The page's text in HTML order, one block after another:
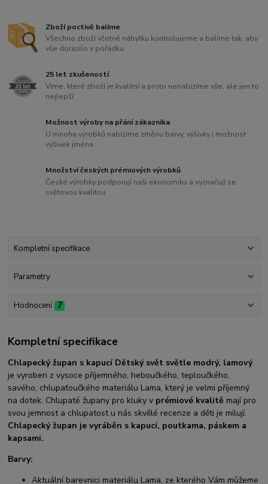
Zboží poctivě balíme
Všechno zboží včetně nábytku kontrolujeme a balíme tak, aby
vše dorazilo v pořádku
25 let zkušeností
Víme, které zboží je kvalitní a proto nenabízíme vše, ale jen to
nejlepší
Možnost výroby na přání zákazníka
U mnoha výrobků nabízíme změnu barvy, výšivky i možnost
výšivek jména
Množství českých prémiových výrobků
České výrobky podporují naši ekonomiku a vyznačují se
světovou kvalitou
Kompletní specifikace
Parametry
Hodnocení 7
Kompletní specifikace
Chlapecký župan s kapucí Dětský svět světle modrý, lamový
je vyroben z vysoce příjemného, heboučkého, teploučkého,
savého, chlupaťoučkého materiálu Lama, který je velmi příjemný
na dotek. Chlupaté župany pro kluky v prémiové kvalitě mají pro
svou jemnost a chlupatost u nás skvělé recenze a děti je milují.
Chlapeckýžupan je vyráběn s kapucí, poutkama, páskem a
kapsami.
Barvy:
Aktuální barevnici materiálu Lama, ze kterého Vám můžeme